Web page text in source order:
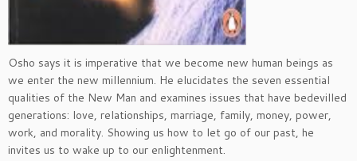
Osho says it is imperative that we become new human beings as
we enter the new millennium. He elucidates the seven essential
qualities of the New Man and examines issues that have bedevilled
generations: love, relationships, marriage, family, money, power,
work, and morality. Showing us how to let go of our past, he
invites us to wake up to our enlightenment.